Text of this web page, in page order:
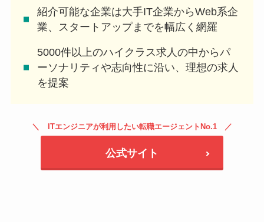
紹介可能な企業は大手IT企業からWeb系企
業、スタートアップまでを幅広く網羅
5000件以上のハイクラス求人の中からパ
ーソナリティや志向性に沿い、理想の求人
を提案
ITエンジニアが利用したい転職エージェントNo.1
公式サイト